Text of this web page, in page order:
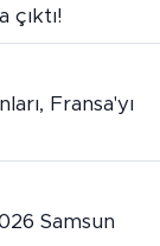
çıktı!